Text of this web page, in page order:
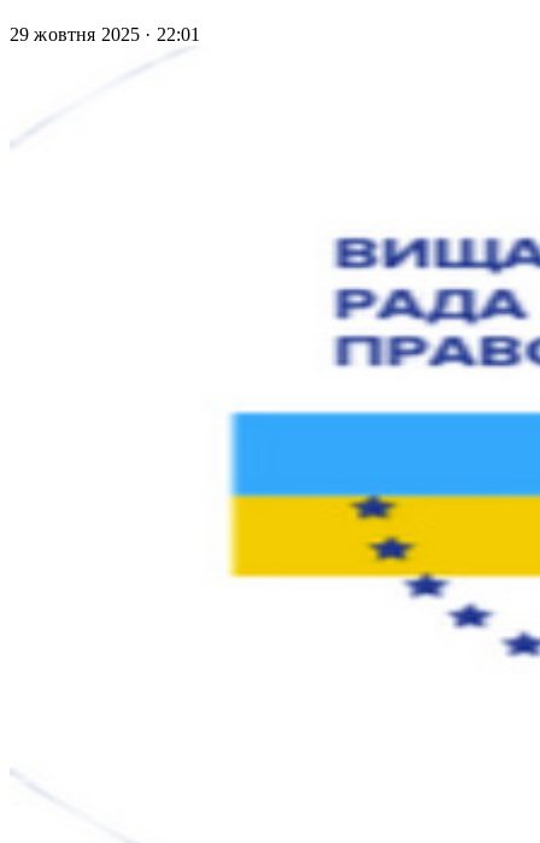
29 жовтня 2025 · 22:01